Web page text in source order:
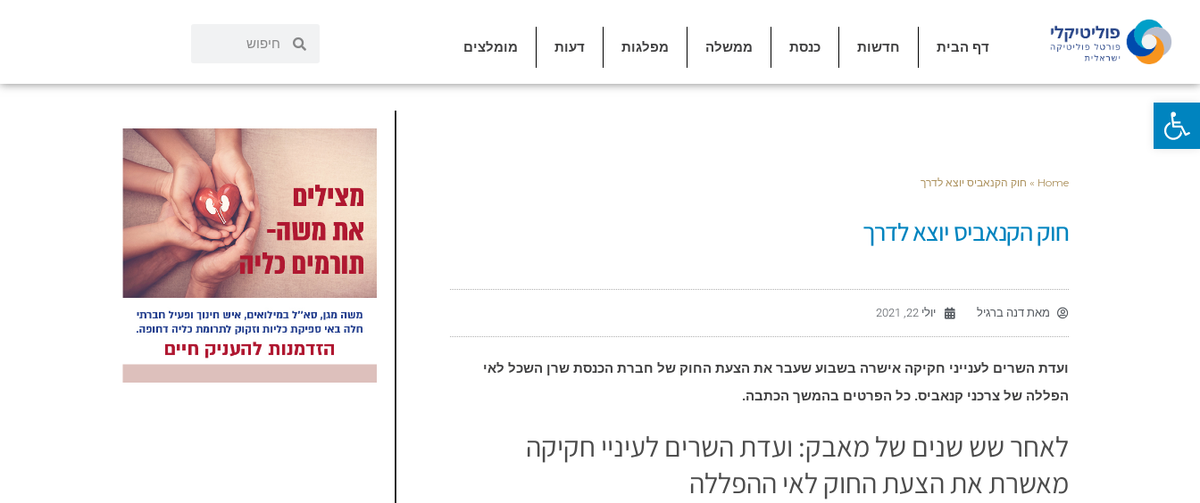
דף הבית חדשות כנסת ממשלה מפלגות דעות מומלצים
Home
» חוק הקנאביס יוצא לדרך
חוק הקנאביס יוצא לדרך
מאת דנה ברגיל יולי 22, 2021
ועדת השרים לענייני חקיקה אישרה בשבוע שעבר את הצעת החוק של חברת הכנסת שרן השכל לאי
הפללה של צרכני קנאביס. כל הפרטים בהמשך הכתבה.
לאחר שש שנים של מאבק: ועדת השרים לעיניי חקיקה
מאשרת את הצעת החוק לאי ההפללה
פתח סרגל נגישות